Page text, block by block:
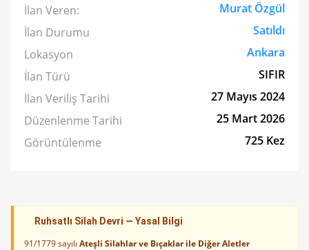
İlan Veren:
Murat Özgül
İlan Durumu
Satıldı
Lokasyon
Ankara
İlan Türü
SIFIR
İlan Veriliş Tarihi
27 Mayıs 2024
Düzenlenme Tarihi
25 Mart 2026
Görüntülenme
725 Kez
Ruhsatlı Silah Devri — Yasal Bilgi
91/1779 sayılı Ateşli Silahlar ve Bıçaklar ile Diğer Aletler